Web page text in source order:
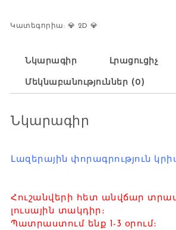
Կատեգորիա: 💎 2D 💎
Նկարագիր Լրացուցիչ
Մեկնաբանություններ (0)
Նկարագիր
Լազերային փորագրություն
Հուշանվերի հետ անվճար
լուսային տակդիր։
Պատրաստում ենք 1-3 օրում։